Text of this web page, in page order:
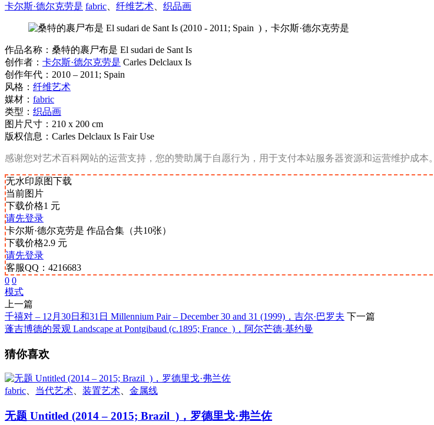
卡尔斯·德尔克劳是 fabric 纤维艺术 织品画
作品名称：桑特的裹尸布是 El sudari de Sant Is
创作者： 卡尔斯·德尔克劳是 Carles Delclaux Is
创作年代：2010 – 2011; Spain
风格： 纤维艺术
媒材： fabric
类型： 织品画
图片尺寸：210 x 200 cm
版权信息：Carles Delclaux Is Fair Use
感谢您对艺术百科网站的运营支持，您的赞助属于自愿行为，用于支付本站服务器资源和运营维护成本。
无水印原图下载
当前图片
下载价格1 元
请先登录
卡尔斯·德尔克劳是 作品合集（共10张）
下载价格2.9 元
请先登录
客服QQ：4216683
0 0
模式
上一篇
千禧对 – 12月30日和31日 Millennium Pair – December 30 and 31 (1999)，吉尔·巴罗夫 下一篇
蓬吉博德的景观 Landscape at Pontgibaud (c.1895; France )，阿尔芒德·基约曼
猜你喜欢
fabric 当代艺术 装置艺术 金属线
无题 Untitled (2014 – 2015; Brazil )，罗德里戈·弗兰佐